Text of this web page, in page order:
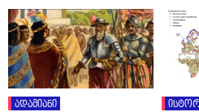
ადამიანი